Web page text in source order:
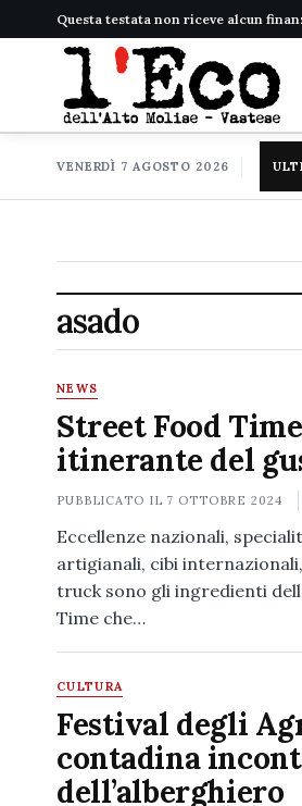
Questa testata non riceve alcun
VENERDÌ 7 AGOSTO 2026
asado
NEWS
Street Food
itinerante del
PUBBLICATO IL 7 OTTOBRE 2024
Eccellenze nazionali,
artigianali, cibi
truck sono gli ingredienti
Time che…
CULTURA
Festival degli
contadina
dell’alberghiero